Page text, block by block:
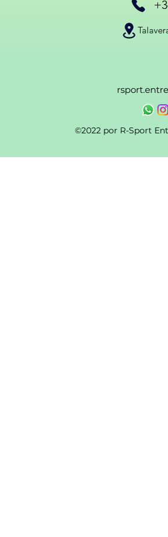
©2022 por R-Sport